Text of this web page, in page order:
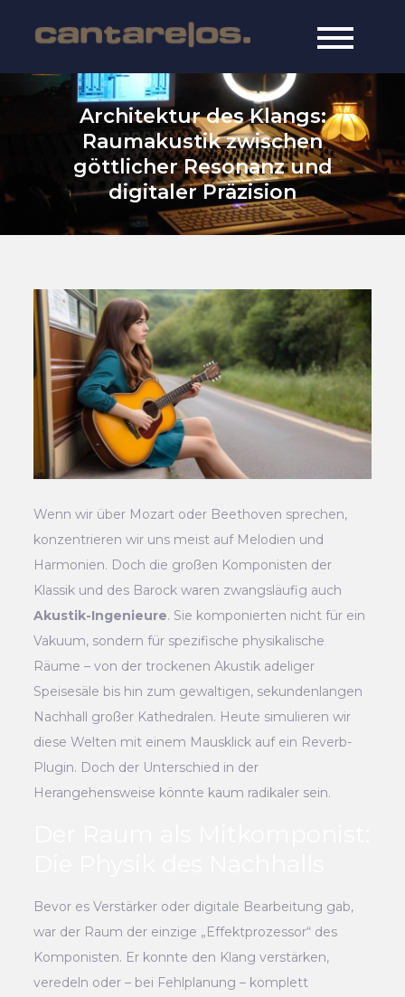
cantarelos
music
online since 1997
Architektur des Klangs:
Raumakustik zwischen
göttlicher Resonanz und
digitaler Präzision
Wenn wir über Mozart oder Beethoven sprechen,
konzentrieren wir uns meist auf Melodien und
Harmonien. Doch die großen Komponisten der
Klassik und des Barock waren zwangsläufig auch
Akustik-Ingenieure. Sie komponierten nicht für ein
Vakuum, sondern für spezifische physikalische
Räume – von der trockenen Akustik adeliger
Speisesäle bis hin zum gewaltigen, sekundenlangen
Nachhall großer Kathedralen. Heute simulieren wir
diese Welten mit einem Mausklick auf ein Reverb-
Plugin. Doch der Unterschied in der
Herangehensweise könnte kaum radikaler sein.
Bevor es Verstärker oder digitale Bearbeitung gab,
war der Raum der einzige „Effektprozessor“ des
Komponisten. Er konnte den Klang verstärken,
veredeln oder – bei Fehlplanung – komplett